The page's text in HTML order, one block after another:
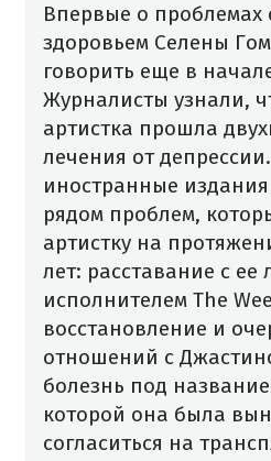
Впервые о проблемах
здоровьем Селены
говорить еще в
Журналисты узнали,
артистка прошла
лечения от
иностранные
рядом проблем,
артистку на
лет: расставание с
исполнителем The
восстановление и
отношений с
болезнь под
которой она была
согласиться на